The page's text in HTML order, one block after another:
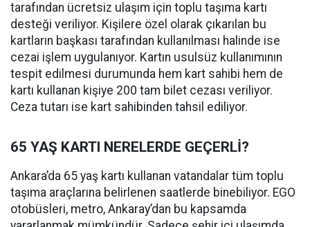
tarafından ücretsiz ulaşım için toplu taşıma kartı
desteği veriliyor. Kişilere özel olarak çıkarılan bu
kartların başkası tarafından kullanılması halinde ise
cezai işlem uygulanıyor. Kartın usulsüz kullanımının
tespit edilmesi durumunda hem kart sahibi hem de
kartı kullanan kişiye 200 tam bilet cezası veriliyor.
Ceza tutarı ise kart sahibinden tahsil ediliyor.
65 YAŞ KARTI NERELERDE GEÇERLİ?
Ankara’da 65 yaş kartı kullanan vatandalar tüm toplu
taşıma araçlarına belirlenen saatlerde binebiliyor. EGO
otobüsleri, metro, Ankaray’dan bu kapsamda